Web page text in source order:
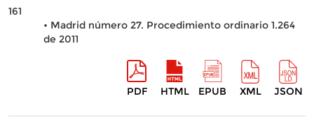
161
• Madrid número 27. Procedimiento ordinario 1.264
de 2011
PDF HTML EPUB XML JSON